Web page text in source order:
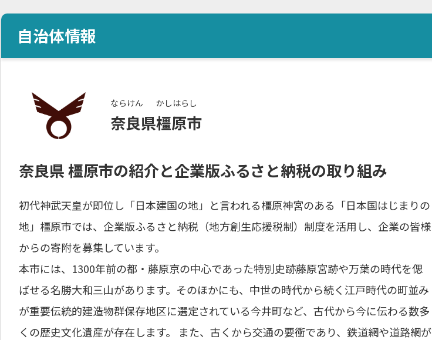
自治体情報
ならけん
奈良県
かしはらし
橿原市
奈良県橿原市の紹介と企業版ふるさと納税の取り組み
初代神武天皇が即位し「日本建国の地」と言われる橿原神宮のある「日本国はじまりの
地」橿原市では、企業版ふるさと納税（地方創生応援税制）制度を活用し、企業の皆様
からの寄附を募集しています。
本市には、1300年前の都・藤原京の中心であった特別史跡藤原宮跡や万葉の時代を偲
ばせる名勝大和三山があります。そのほかにも、中世の時代から続く江戸時代の町並み
が重要伝統的建造物群保存地区に選定されている今井町など、古代から今に伝わる数多
くの歴史文化遺産が存在します。 また、古くから交通の要衝であり、鉄道網や道路網が